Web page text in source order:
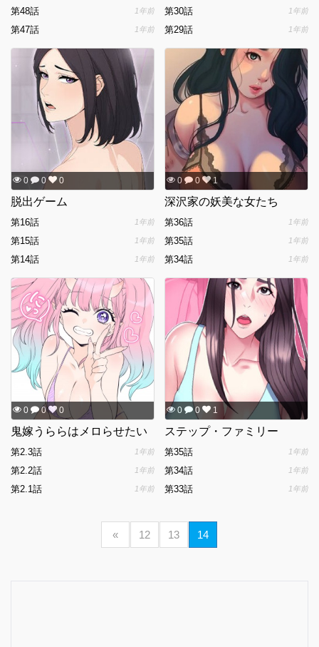
第48話 1年前
第47話 1年前
第30話 1年前
第29話 1年前
0 0 0
脱出ゲーム
第16話 1年前
第15話 1年前
第14話 1年前
0 0 1
深沢家の妖美な女たち
第36話 1年前
第35話 1年前
第34話 1年前
0 0 0
鬼嫁うららはメロらせたい
第2.3話 1年前
第2.2話 1年前
第2.1話 1年前
0 0 1
ステップ・ファミリー
第35話 1年前
第34話 1年前
第33話 1年前
« 12 13 14